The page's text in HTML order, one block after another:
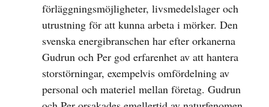
förläggningsmöjligheter, livsmedelslager och
utrustning för att kunna arbeta i mörker. Den
svenska energibranschen har efter orkanerna
Gudrun och Per god erfarenhet av att hantera
storstörningar, exempelvis omfördelning av
personal och materiel mellan företag. Gudrun